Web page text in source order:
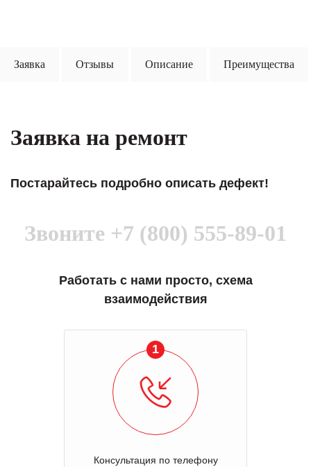
Заявка Отзывы Описание Преимущества
Заявка на ремонт
Постарайтесь подробно описать дефект!
Звоните +7 (800) 555-89-01
Работать с нами просто, схема
взаимодействия
1
Консультация по телефону